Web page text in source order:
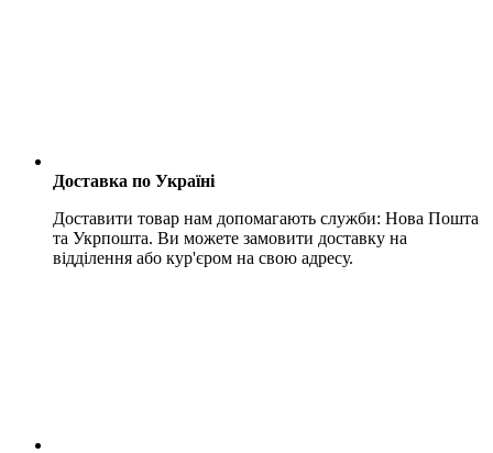
Доставка по Україні
Доставити товар нам допомагають служби: Нова Пошта
та Укрпошта. Ви можете замовити доставку на
відділення або кур'єром на свою адресу.